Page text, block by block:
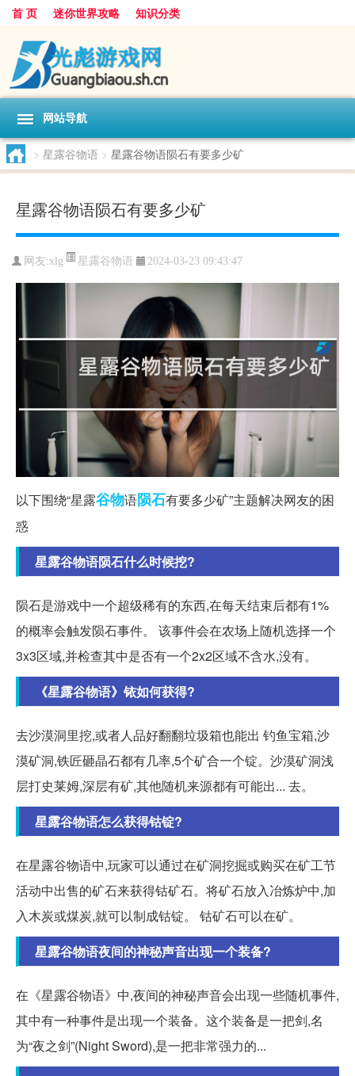
首 页 迷你世界攻略 知识分类
网站导航
> 星露谷物语 > 星露谷物语陨石有要多少矿
星露谷物语陨石有要多少矿
网友:xlg 星露谷物语 2024-03-23 09:43:47
以下围绕“星露谷物语陨石有要多少矿”主题解决网友的困
惑
星露谷物语陨石什么时候挖?
陨石是游戏中一个超级稀有的东西,在每天结束后都有1%
的概率会触发陨石事件。 该事件会在农场上随机选择一个
3x3区域,并检查其中是否有一个2x2区域不含水,没有。
《星露谷物语》铱如何获得?
去沙漠洞里挖,或者人品好翻翻垃圾箱也能出 钓鱼宝箱,沙
漠矿洞,铁匠砸晶石都有几率,5个矿合一个锭。沙漠矿洞浅
层打史莱姆,深层有矿,其他随机来源都有可能出... 去。
星露谷物语怎么获得钴锭?
在星露谷物语中,玩家可以通过在矿洞挖掘或购买在矿工节
活动中出售的矿石来获得钴矿石。将矿石放入冶炼炉中,加
入木炭或煤炭,就可以制成钴锭。 钴矿石可以在矿。
星露谷物语夜间的神秘声音出现一个装备?
在《星露谷物语》中,夜间的神秘声音会出现一些随机事件,
其中有一种事件是出现一个装备。这个装备是一把剑,名
为“夜之剑”(Night Sword),是一把非常强力的...